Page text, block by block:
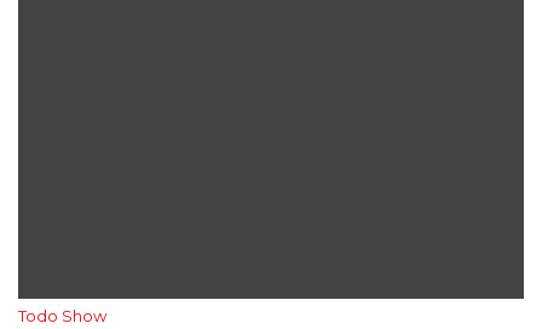
Todo Show